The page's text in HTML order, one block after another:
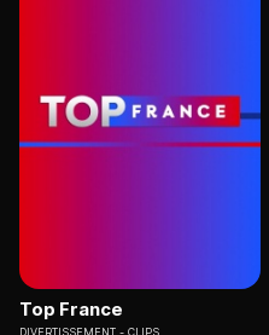
Top France
DIVERTISSEMENT CLIPS